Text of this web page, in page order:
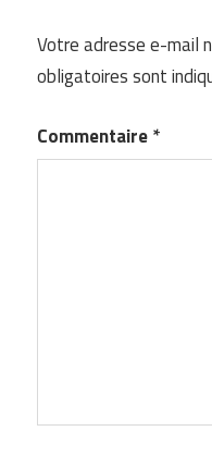
Votre adresse e-mail
obligatoires sont
Commentaire*